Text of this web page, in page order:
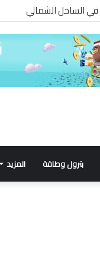
بترول وطاقة المزيد